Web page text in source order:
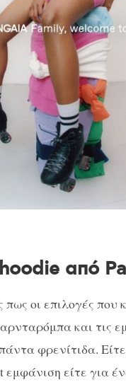
από
πως οι επιλογές που
και τις
φρενίτιδα.
εμφάνιση είτε για